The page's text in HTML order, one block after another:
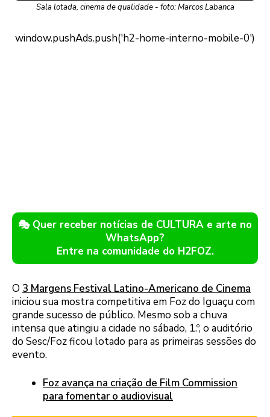
Sala lotada, cinema de qualidade - foto: Marcos Labanca
🎭 Quer receber notícias de CULTURA e arte no
WhatsApp?
Entre na comunidade do H2FOZ.
O 3 Margens Festival Latino-Americano de Cinema
iniciou sua mostra competitiva em Foz do Iguaçu com
grande sucesso de público. Mesmo sob a chuva
intensa que atingiu a cidade no sábado, 1.º, o auditório
do Sesc/Foz ficou lotado para as primeiras sessões do
evento.
Foz avança na criação de Film Commission
para fomentar o audiovisual